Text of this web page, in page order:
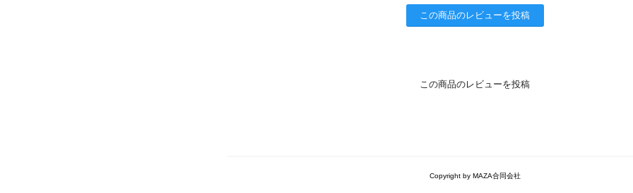
この商品のレビューを投稿
この商品のレビューを投稿
Copyright by MAZA合同会社